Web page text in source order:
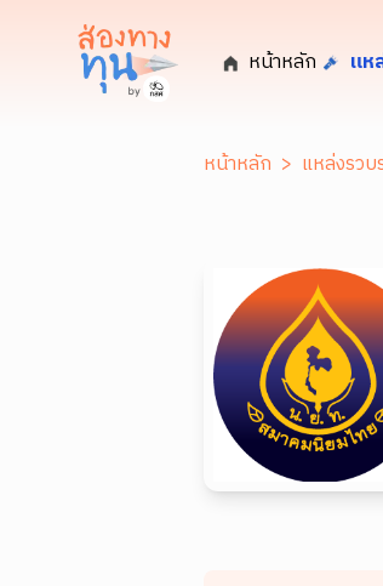
หน้าหลัก แห
หน้าหลัก > แหล่งรว